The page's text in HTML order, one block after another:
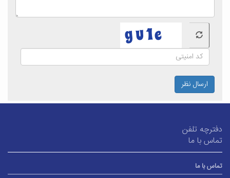
ارسال نظر
دفترچه تلفن
تماس با ما
تماس با ما